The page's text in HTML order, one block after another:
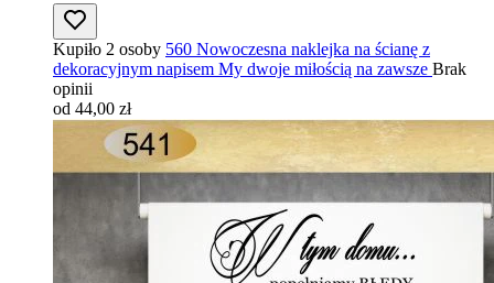
Kupiło 2 osoby 560 Nowoczesna naklejka na ścianę z
dekoracyjnym napisem My dwoje miłością na zawsze Brak
opinii
od 44,00 zł